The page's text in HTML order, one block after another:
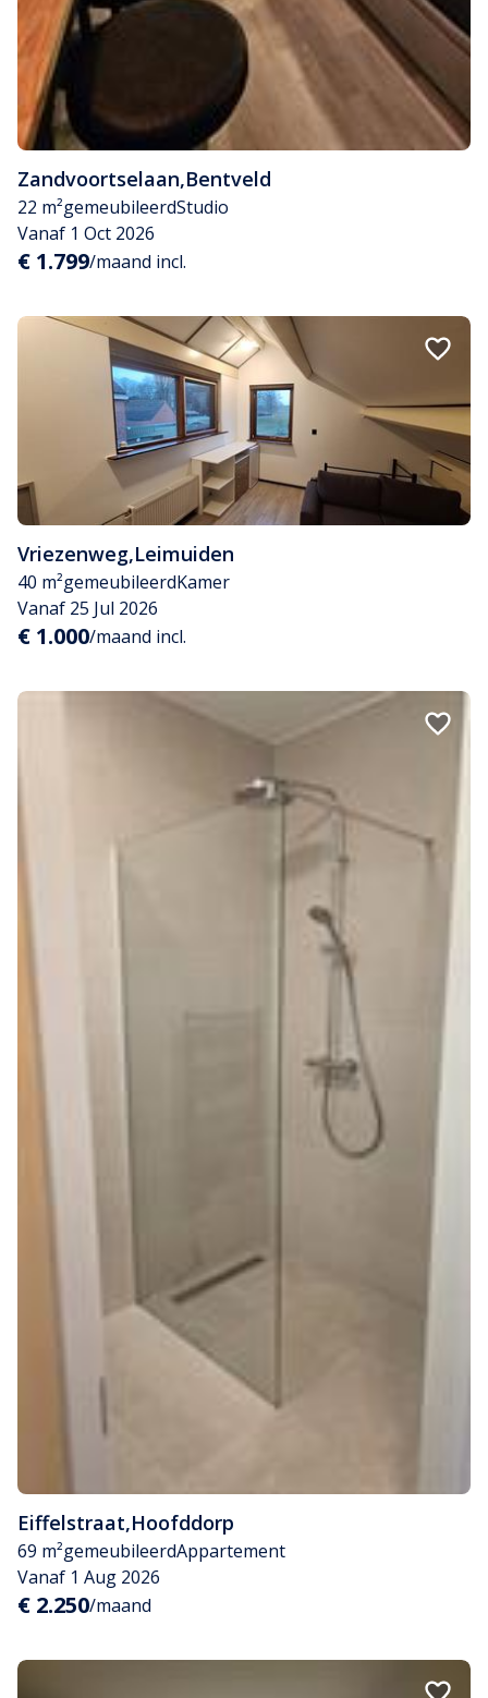
Zandvoortselaan,Bentveld
22 m²gemeubileerdStudio
Vanaf 1 Oct 2026
€ 1.799/maand incl.
Vriezenweg,Leimuiden
40 m²gemeubileerdKamer
Vanaf 25 Jul 2026
€ 1.000/maand incl.
Eiffelstraat,Hoofddorp
69 m²gemeubileerdAppartement
Vanaf 1 Aug 2026
€ 2.250/maand